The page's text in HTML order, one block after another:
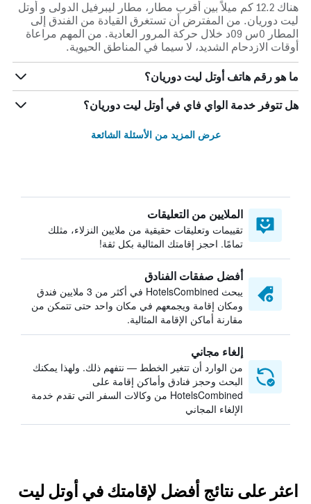
هناك 12.2 كم ميلاً بين أقرب مطار، مطار ليبرفيل الدولى و أوتل
ليت دوريان. من المفترض أن تستغرق القيادة من الفندق إلى
المطار 0س 09د خلال حركة المرور العادية. من المهم مراعاة
أوقات الازدحام الشديد، لا سيما في المناطق الحيوية.
ما هو رقم هاتف أوتل ليت دوريان؟
هل تتوفر خدمة الواي فاي في أوتل ليت دوريان؟
عرض المزيد من الأسئلة الشائعة
الملايين من التعليقات
تقييمات وتعليقات حقيقية من ملايين النزلاء، مثلك
تمامًا. احجز إقامتك المثالية بكل ثقة!
أفضل صفقات الفنادق
يبحث HotelsCombined في أكثر من 3 ملايين فندق
ومكان إقامة ويجمعهم في مكان واحد حتى تتمكن من
مقارنة أماكن الإقامة المثالية.
إلغاء مجاني
من الوارد أن تتغير الخطط — نتفهم ذلك. ولهذا يمكنك
البحث وحجز فنادق وأماكن إقامة على
HotelsCombined من وكالات السفر التي تقدم خدمة
الإلغاء المجاني
اعثر على نتائج أفضل لإقامتك في أوتل ليت